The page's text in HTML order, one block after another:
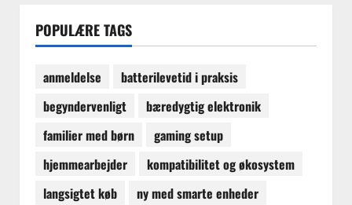
POPULÆRE TAGS
anmeldelse
batterilevetid i praksis
begyndervenligt
bæredygtig elektronik
familier med børn
gaming setup
hjemmearbejder
kompatibilitet og økosystem
langsigtet køb
ny med smarte enheder